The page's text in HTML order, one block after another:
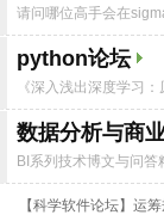
请问哪位高手会在
python论坛
《深入浅出深度学习
数据分析与商
BI系列技术博文与问
【科学软件论坛】运筹